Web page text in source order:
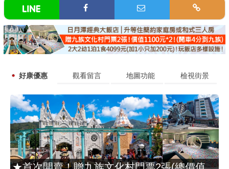
好康優惠 觀看留言 地圖功能 檢視街景